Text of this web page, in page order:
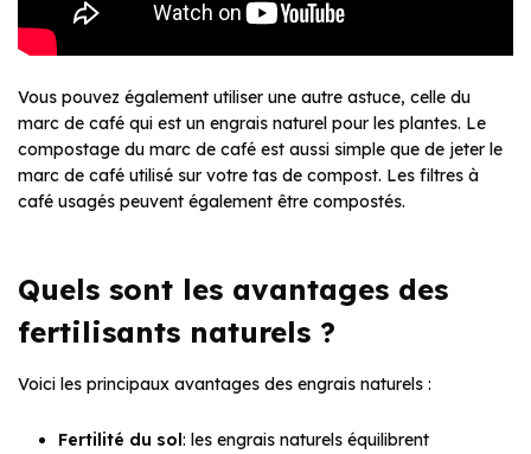
Vous pouvez également utiliser une autre astuce, celle du
marc de café qui est un engrais naturel pour les plantes. Le
compostage du marc de café est aussi simple que de jeter le
marc de café utilisé sur votre tas de compost. Les filtres à
café usagés peuvent également être compostés.
Quels sont les avantages des
fertilisants naturels ?
Voici les principaux avantages des engrais naturels :
Fertilité du sol: les engrais naturels équilibrent